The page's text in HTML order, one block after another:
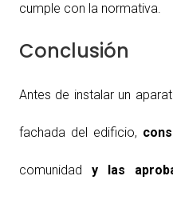
cumple con la normativa.
Conclusión
Antes de instalar un
fachada del edificio,
comunidad y las